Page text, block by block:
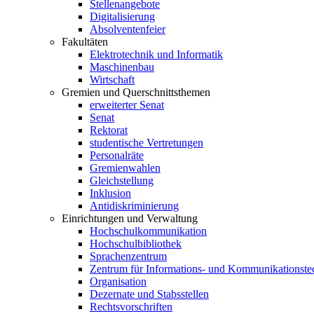
Stellenangebote
Digitalisierung
Absolventenfeier
Fakultäten
Elektrotechnik und Informatik
Maschinenbau
Wirtschaft
Gremien und Querschnittsthemen
erweiterter Senat
Senat
Rektorat
studentische Vertretungen
Personalräte
Gremienwahlen
Gleichstellung
Inklusion
Antidiskriminierung
Einrichtungen und Verwaltung
Hochschulkommunikation
Hochschulbibliothek
Sprachenzentrum
Zentrum für Informations- und
Organisation
Dezernate und Stabsstellen
Rechtsvorschriften